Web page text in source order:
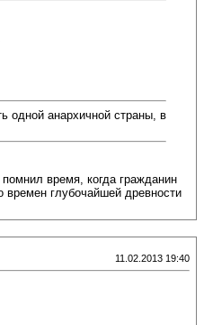
одной анархичной страны, в
время, когда гражданин
времен глубочайшей древности
11.02.2013 19:40